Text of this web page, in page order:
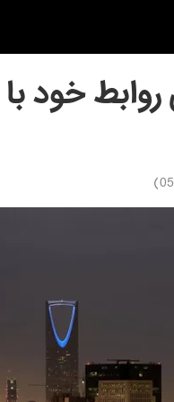
خود با
)